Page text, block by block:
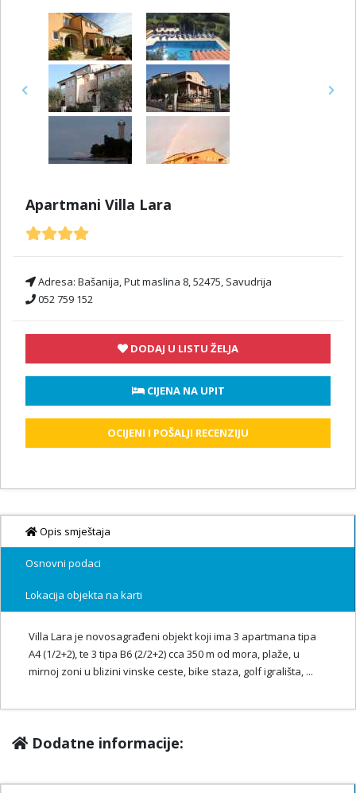
Previous Next
Apartmani Villa Lara
Adresa: Bašanija, Put maslina 8, 52475, Savudrija
052 759 152
DODAJ U LISTU ŽELJA
CIJENA NA UPIT
OCIJENI I POŠALJI RECENZIJU
Opis smještaja
Osnovni podaci
Lokacija objekta na karti
Villa Lara je novosagrađeni objekt koji ima 3 apartmana tipa
A4 (1/2+2), te 3 tipa B6 (2/2+2) cca 350 m od mora, plaže, u
mirnoj zoni u blizini vinske ceste, bike staza, golf igrališta, ...
Dodatne informacije: